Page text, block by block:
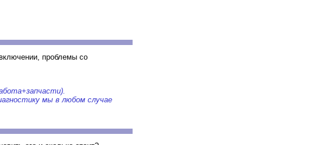
проблемы со
мы в любом случае